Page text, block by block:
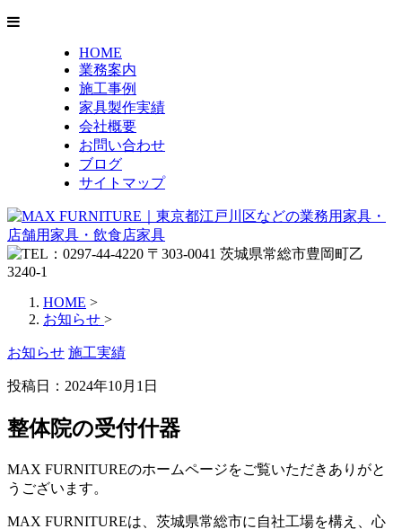
HOME
業務案内
施工事例
家具製作実績
会社概要
お問い合わせ
ブログ
サイトマップ
HOME >
お知らせ >
お知らせ 施工実績
投稿日： 2024年10月1日
整体院の受付什器
MAX FURNITUREのホームページをご覧いただきありがと
うございます。
MAX FURNITUREは、茨城県常総市に自社工場を構え、心